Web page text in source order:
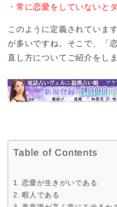
・常に恋愛をしていないと
このように定義されていま
が多いですね。そこで、「
直し方についてご紹介をしま
Table of Contents
恋愛が生きがいである
暇人である